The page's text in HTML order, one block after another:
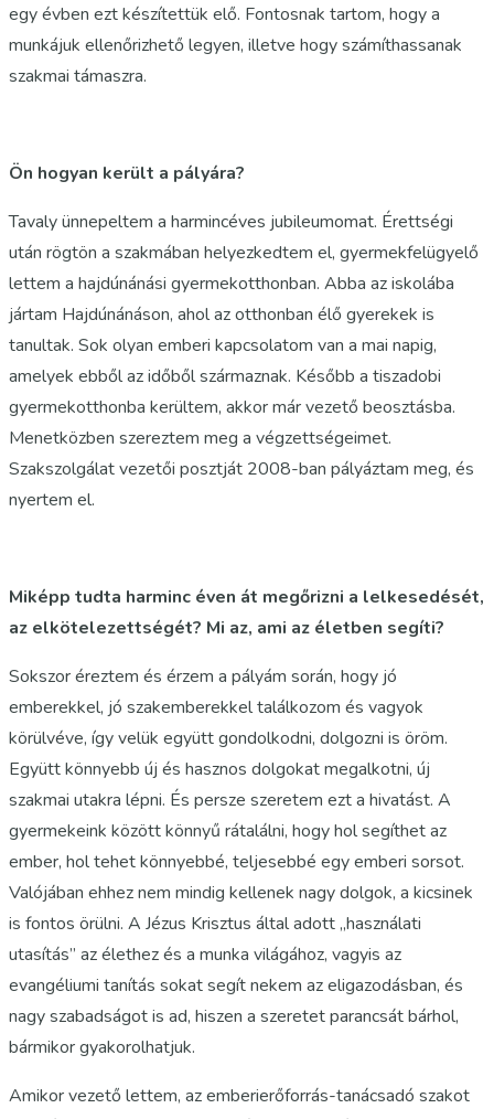
egy évben ezt készítettük elő. Fontosnak tartom, hogy a
munkájuk ellenőrizhető legyen, illetve hogy számíthassanak
szakmai támaszra.
Ön hogyan került a pályára?
Tavaly ünnepeltem a harmincéves jubileumomat. Érettségi
után rögtön a szakmában helyezkedtem el, gyermekfelügyelő
lettem a hajdúnánási gyermekotthonban. Abba az iskolába
jártam Hajdúnánáson, ahol az otthonban élő gyerekek is
tanultak. Sok olyan emberi kapcsolatom van a mai napig,
amelyek ebből az időből származnak. Később a tiszadobi
gyermekotthonba kerültem, akkor már vezető beosztásba.
Menetközben szereztem meg a végzettségeimet.
Szakszolgálat vezetői posztját 2008-ban pályáztam meg, és
nyertem el.
Miképp tudta harminc éven át megőrizni a lelkesedését,
az elkötelezettségét? Mi az, ami az életben segíti?
Sokszor éreztem és érzem a pályám során, hogy jó
emberekkel, jó szakemberekkel találkozom és vagyok
körülvéve, így velük együtt gondolkodni, dolgozni is öröm.
Együtt könnyebb új és hasznos dolgokat megalkotni, új
szakmai utakra lépni. És persze szeretem ezt a hivatást. A
gyermekeink között könnyű rátalálni, hogy hol segíthet az
ember, hol tehet könnyebbé, teljesebbé egy emberi sorsot.
Valójában ehhez nem mindig kellenek nagy dolgok, a kicsinek
is fontos örülni. A Jézus Krisztus által adott „használati
utasítás” az élethez és a munka világához, vagyis az
evangéliumi tanítás sokat segít nekem az eligazodásban, és
nagy szabadságot is ad, hiszen a szeretet parancsát bárhol,
bármikor gyakorolhatjuk.
Amikor vezető lettem, az emberierőforrás-tanácsadó szakot